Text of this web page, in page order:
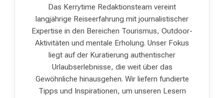
Das Kerrytime Redaktionsteam vereint
langjährige Reiseerfahrung mit journalistischer
Expertise in den Bereichen Tourismus, Outdoor-
Aktivitäten und mentale Erholung. Unser Fokus
liegt auf der Kuratierung authentischer
Urlaubserlebnisse, die weit über das
Gewöhnliche hinausgehen. Wir liefern fundierte
Tipps und Inspirationen, um unseren Lesern